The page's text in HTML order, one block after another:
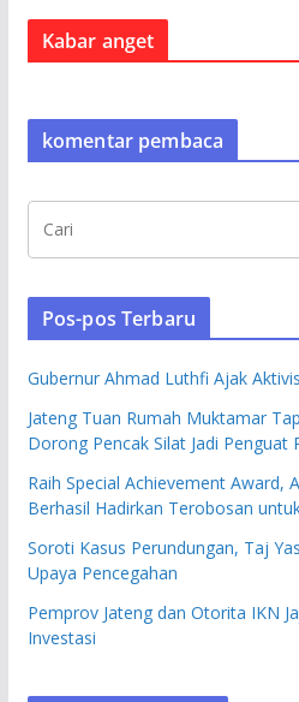
Kabar anget
komentar pembaca
Pos-pos Terbaru
Gubernur Ahmad Luthfi Ajak
Jateng Tuan Rumah Muktamar
Dorong Pencak Silat Jadi Penguat
Raih Special Achievement Award,
Berhasil Hadirkan Terobosan
Soroti Kasus Perundungan, Taj
Upaya Pencegahan
Pemprov Jateng dan Otorita IKN
Investasi